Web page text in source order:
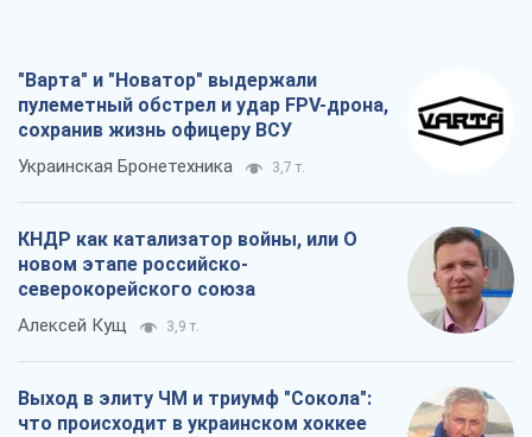
"Варта" и "Новатор" выдержали
пулеметный обстрел и удар FPV-дрона,
сохранив жизнь офицеру ВСУ
Украинская Бронетехника 3,7 т.
КНДР как катализатор войны, или О
новом этапе российско-
северокорейского союза
Алексей Кущ 3,9 т.
Выход в элиту ЧМ и триумф "Сокола":
что происходит в украинском хоккее